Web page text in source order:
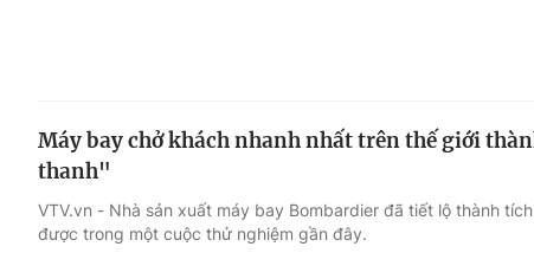
Máy bay chở khách nhanh nhất trên thế giới
thanh"
VTV.vn - Nhà sản xuất máy bay Bombardier đã tiết lộ thành
được trong một cuộc thử nghiệm gần đây.